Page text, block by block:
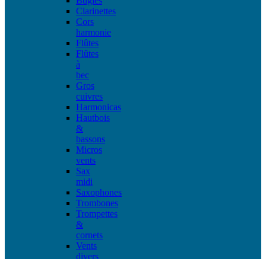
Clarinettes
Cors
harmonie
Flûtes
Flûtes
à
bec
Gros
cuivres
Harmonicas
Hautbois
&
bassons
Micros
vents
Sax
midi
Saxophones
Trombones
Trompettes
&
cornets
Vents
divers